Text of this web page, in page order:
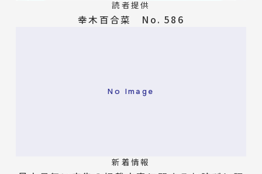
読者提供
幸木百合菜 No. 586
No Image
新着情報